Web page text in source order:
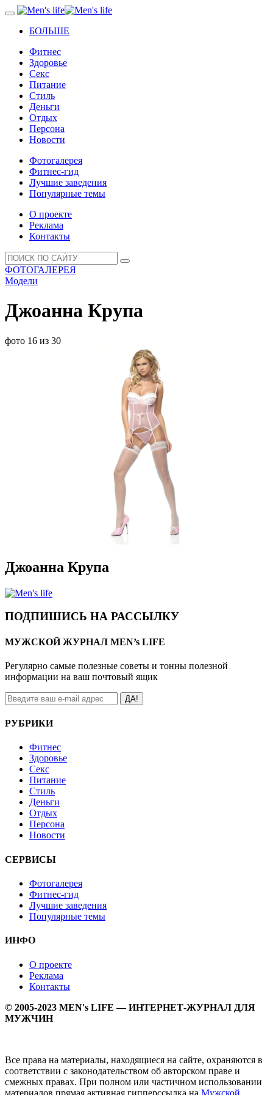
БОЛЬШЕ
Фитнес
Здоровье
Секс
Питание
Стиль
Деньги
Отдых
Персона
Новости
Фотогалерея
Фитнес-гид
Лучшие заведения
Популярные темы
О проекте
Реклама
Контакты
ФОТОГАЛЕРЕЯ
Модели
Джоанна Крупа
фото 16 из 30
Джоанна Крупа
ПОДПИШИСЬ НА РАССЫЛКУ
МУЖСКОЙ ЖУРНАЛ MEN’s LIFE
Регулярно самые полезные советы и тонны полезной
информации на ваш почтовый ящик
ДА!
РУБРИКИ
Фитнес
Здоровье
Секс
Питание
Стиль
Деньги
Отдых
Персона
Новости
СЕРВИСЫ
Фотогалерея
Фитнес-гид
Лучшие заведения
Популярные темы
ИНФО
О проекте
Реклама
Контакты
© 2005-2023 MEN's LIFE — ИНТЕРНЕТ-ЖУРНАЛ ДЛЯ
МУЖЧИН
Все права на материалы, находящиеся на сайте, охраняются в
соответствии с законодательством об авторском праве и
смежных правах. При полном или частичном использовании
материалов прямая активная гипперссылка на Мужской